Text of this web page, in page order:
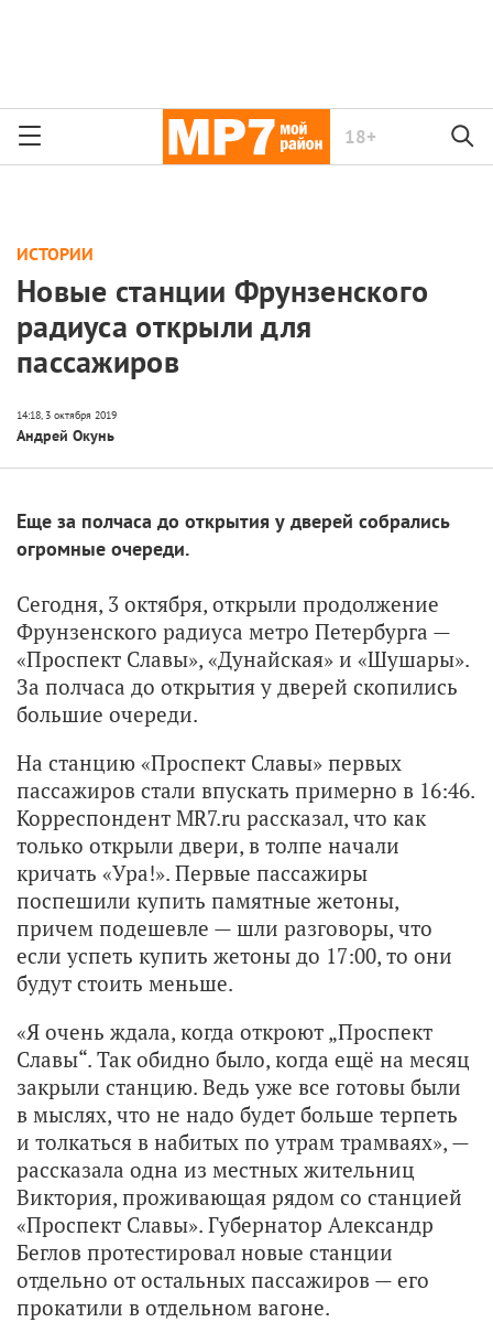
18+
ИСТОРИИ
Новые станции Фрунзенского
радиуса открыли для
пассажиров
Андрей Окунь
Еще за полчаса до открытия у дверей собрались
огромные очереди.
Сегодня, 3 октября, открыли продолжение
Фрунзенского радиуса метро Петербурга —
«Проспект Славы», «Дунайская» и «Шушары».
За полчаса до открытия у дверей скопились
большие очереди.
На станцию «Проспект Славы» первых
пассажиров стали впускать примерно в 16:46.
Корреспондент MR7.ru рассказал, что как
только открыли двери, в толпе начали
кричать «Ура!». Первые пассажиры
поспешили купить памятные жетоны,
причем подешевле — шли разговоры, что
если успеть купить жетоны до 17:00, то они
будут стоить меньше.
«Я очень ждала, когда откроют „Проспект
Славы“. Так обидно было, когда ещё на месяц
закрыли станцию. Ведь уже все готовы были
в мыслях, что не надо будет больше терпеть
и толкаться в набитых по утрам трамваях», —
рассказала одна из местных жительниц
Виктория, проживающая рядом со станцией
«Проспект Славы». Губернатор Александр
Беглов протестировал новые станции
отдельно от остальных пассажиров — его
прокатили в отдельном вагоне.